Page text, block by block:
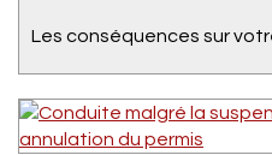
Les conséquences sur